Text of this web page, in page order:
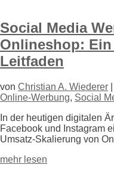
Social Media
Onlineshop:
Leitfaden
von Christian A. Wiederer
Online-Werbung, Social
In der heutigen digitalen
Facebook und Instagram
Umsatz-Skalierung von
mehr lesen